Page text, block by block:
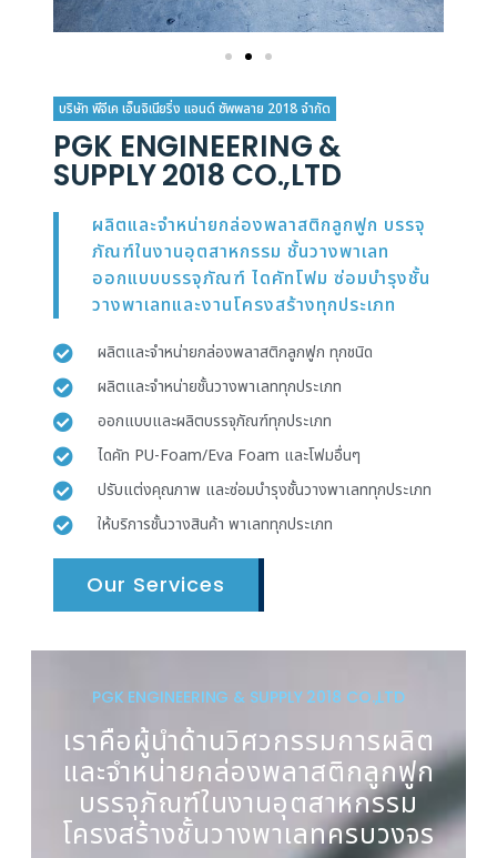
บริษัท พีจีเค เอ็นจิเนียริ่ง แอนด์ ซัพพลาย 2018 จำกัด
PGK ENGINEERING &
SUPPLY 2018 CO.,LTD
ผลิตและจำหน่ายกล่องพลาสติกลูกฟูก บรรจุ
ภัณฑ์ในงานอุตสาหกรรม ชั้นวางพาเลท
ออกแบบบรรจุภัณฑ์ ไดคัทโฟม ซ่อมบำรุงชั้น
วางพาเลทและงานโครงสร้างทุกประเภท
ผลิตและจำหน่ายกล่องพลาสติกลูกฟูก ทุกชนิด
ผลิตและจำหน่ายชั้นวางพาเลททุกประเภท
ออกแบบและผลิตบรรจุภัณฑ์ทุกประเภท
ไดคัท PU-Foam/Eva Foam และโฟมอื่นๆ
ปรับแต่งคุณภาพ และซ่อมบำรุงชั้นวางพาเลททุกประเภท
ให้บริการชั้นวางสินค้า พาเลททุกประเภท
Our Services
PGK ENGINEERING & SUPPLY 2018 CO.,LTD
เราคือผู้นำด้านวิศวกรรมการผลิต
และจำหน่ายกล่องพลาสติกลูกฟูก
บรรจุภัณฑ์ในงานอุตสาหกรรม
โครงสร้างชั้นวางพาเลทครบวงจร